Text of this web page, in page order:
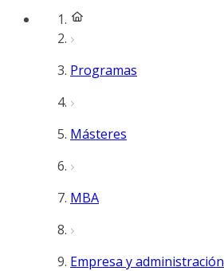
Programas
Másteres
MBA
Empresa y administración